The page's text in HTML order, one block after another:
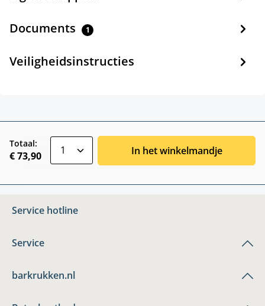
Documents 1
Veiligheidsinstructies
Totaal:
€ 73,90 In het winkelmandje
Service hotline
Service
barkrukken.nl